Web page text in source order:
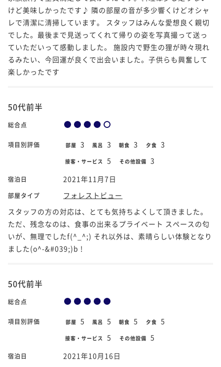
けど美味しかったです♪ 隣の部屋の音が多少響くけどオシャ
レで清潔に清掃しています。 スタッフはみんな愛想良く親切
でした。最後まで見送ってくれて帰りの姿を写真撮って送っ
ていただいって感動しました。 施設内で野生の狸が時々現れ
るみたい、今回運が良くで出会いました。子供らも興奮して
楽しかったです
50代前半
総合点
項目別評価 部屋 3 風呂 3 朝食 3 夕食 3
接客・サービス 5 その他設備 3
宿泊日 2021年11月7日
部屋タイプ
フォレストビュー
スタッフの方の対応は、とても気持ちよくして頂きました。
ただ、残念なのは、食事の出来るプライベート スペースの匂
いが、無理でしたf(^_^;) それ以外は、素晴らしい体験となり
ました(o^-&#039;)b !
50代前半
総合点
項目別評価 部屋 5 風呂 5 朝食 5 夕食 5
接客・サービス 5 その他設備 5
宿泊日 2021年10月16日